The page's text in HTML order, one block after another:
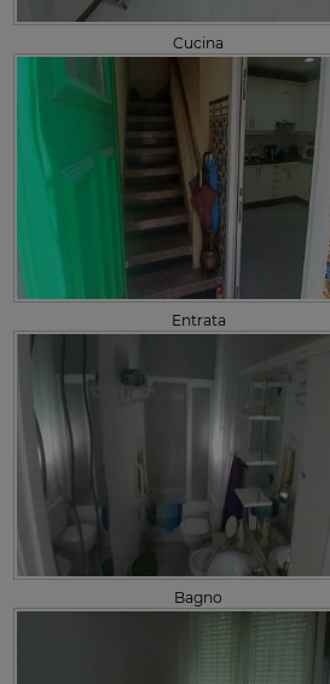
Cucina
Entrata
Bagno